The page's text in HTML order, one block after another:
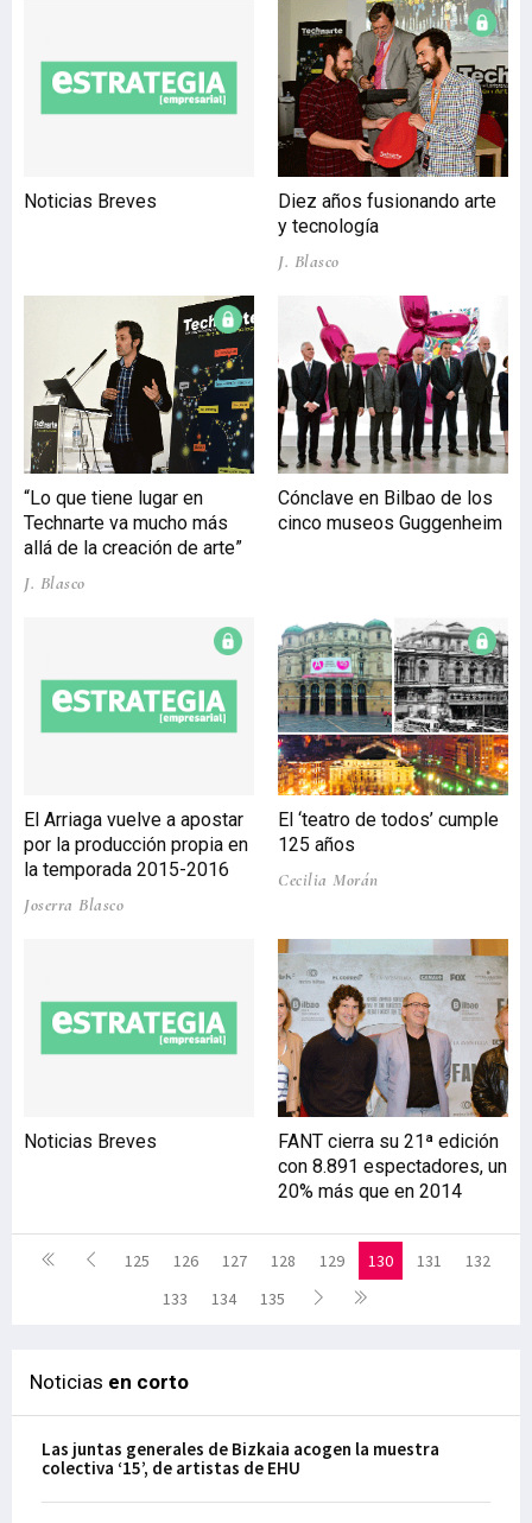
Consorcio de Aguas Bilbao
Bizkaia y el centro
tecnológico Azti, con la
colaboración de la
Diputación de Bizkaia,
URA-Agencia Vasca del
Iberdrola, repasa el
proceso de
transformación. Mostrar
transformación de la Ría
en los últimos 35 años con
la entrada en
funcionamiento del Plan
Integral de Saneamiento
del Bilbao Metropolitano,
es el objetivo de la
muestra ‘La Magia de la
Ría-35 años generando
Bizkaia y el cent
Noticias Breves
Diez años fusionando arte
y tecnología
J. Blasco
“Lo que tiene lugar en
Technarte va mucho más
allá de la creación de arte”
J. Blasco
Cónclave en Bilbao de los
cinco museos Guggenheim
El Arriaga vuelve a apostar
por la producción propia en
la temporada 2015-2016
Joserra Blasco
El ‘teatro de todos’ cumple
125 años
Cecilia Morán
Noticias Breves
FANT cierra su 21ª edición
con 8.891 espectadores, un
20% más que en 2014
125 126 127 128 129 130 131
132
133
134 135
Noticias en corto
Las juntas generales de Bizkaia acogen la muestra
colectiva ‘15’, de artistas de EHU